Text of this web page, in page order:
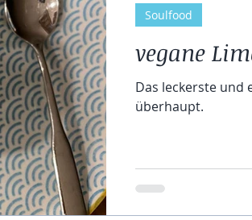
Frühling Suppen Dal
Gewürzmischung Risotto
vegane
Das leckerste und
überhaupt.
Soulfood